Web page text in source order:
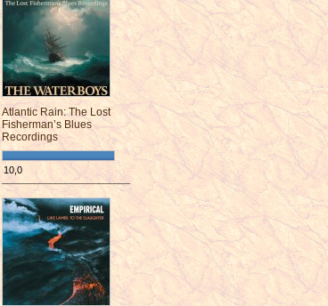
Atlantic Rain: The Lost
Fisherman’s Blues
Recordings
10,0
¯¯¯¯¯¯¯¯¯¯¯¯¯¯¯¯¯¯¯¯¯¯¯¯